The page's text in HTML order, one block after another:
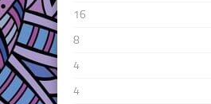
16
8
4
4